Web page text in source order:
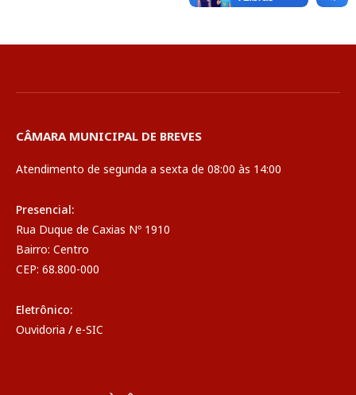
CÂMARA MUNICIPAL DE BREVES
Atendimento de segunda a sexta de 08:00 às 14:00
Presencial:
Rua Duque de Caxias Nº 1910
Bairro: Centro
CEP: 68.800-000
Eletrônico:
Ouvidoria / e-SIC